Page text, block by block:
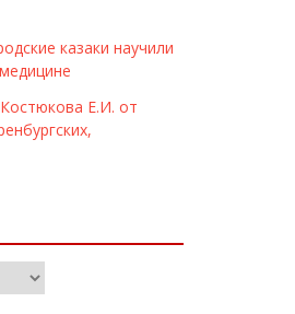
казаки научили
Е.И. от